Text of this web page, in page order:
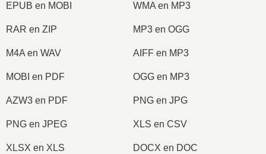
EPUB en MOBI WMA en MP3
RAR en ZIP MP3 en OGG
M4A en WAV AIFF en MP3
MOBI en PDF OGG en MP3
AZW3 en PDF PNG en JPG
PNG en JPEG XLS en CSV
XLSX en XLS DOCX en DOC